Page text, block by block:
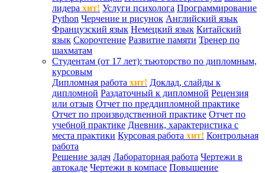
лидера хит! Услуги психолога Программирование
Python Черчение и рисунок Английский язык
Французский язык Немецкий язык Китайский
язык Скорочтение Развитие памяти Тренер по
шахматам
Студентам (от 17 лет): тьюторство по дипломным,
курсовым
Дипломная работа хит! Доклад, слайды к
дипломной Раздаточный к дипломной Рецензия
или отзыв Отчет по преддипломной практике
Отчет по производственной практике Отчет по
учебной практике Дневник, характеристика с
места практики Курсовая работа хит! Контрольная
работа
Решение задач Лабораторная работа Чертежи в
автокаде Чертежи в компасе Повышение